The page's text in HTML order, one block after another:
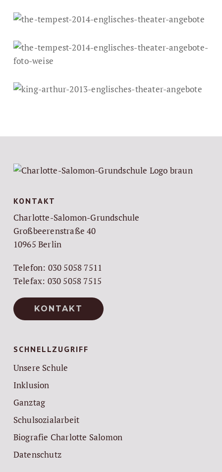
KONTAKT
Charlotte-Salomon-Grundschule
Großbeerenstraße 40
10965 Berlin
Telefon: 030 5058 7511
Telefax: 030 5058 7515
KONTAKT
SCHNELLZUGRIFF
Unsere Schule
Inklusion
Ganztag
Schulsozialarbeit
Biografie Charlotte Salomon
Datenschutz